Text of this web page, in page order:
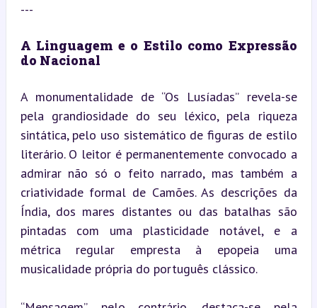
---
A Linguagem e o Estilo como Expressão
do Nacional
A monumentalidade de “Os Lusíadas” revela-se
pela grandiosidade do seu léxico, pela riqueza
sintática, pelo uso sistemático de figuras de estilo
literário. O leitor é permanentemente convocado a
admirar não só o feito narrado, mas também a
criatividade formal de Camões. As descrições da
Índia, dos mares distantes ou das batalhas são
pintadas com uma plasticidade notável, e a
métrica regular empresta à epopeia uma
musicalidade própria do português clássico.